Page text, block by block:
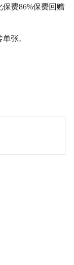
费86%保费回赠
张。